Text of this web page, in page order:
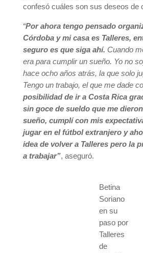
confesó cuáles son sus deseos de
“Por ahora tengo pensado
Córdoba y mi casa es Talleres,
seguro es que siga ahí. Cuando
era para cumplir un sueño. Yo no
hace ocho años atrás, la que solo
Tengo un trabajo, el que me dade
posibilidad de ir a Costa Rica
sin goce de sueldo que me
sueño, cumplí con mis
jugar en el fútbol extranjero y
idea de volver a Talleres pero la
a trabajar”, aseguró.
Betina
Soriano
en su
paso por
Talleres
de